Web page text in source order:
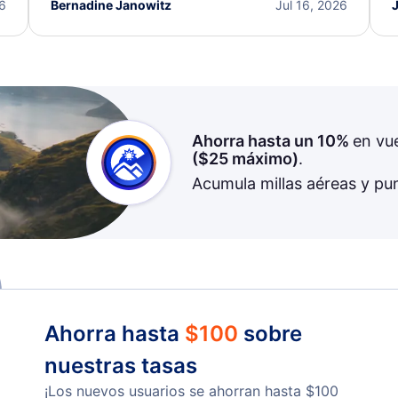
I truly appreciate the excellent support andJul 16, 2026
Bernadine Janowitz
Ahorra hasta un 10% en
($25máximo).
Acumula millas aéreas y
Ahorra hasta $100 sobre
nuestras tasas
¡Los nuevos usuarios se ahorran hasta $100